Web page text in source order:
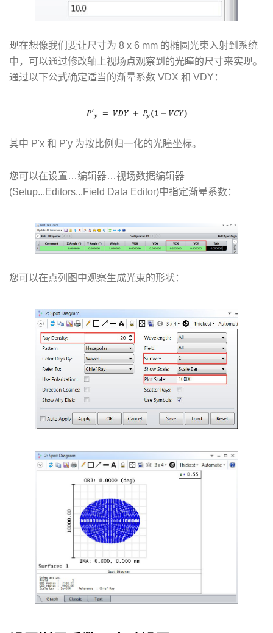
现在想像我们要让尺寸为 8 x 6 mm 的椭圆光束入射到系统
中，可以通过修改轴上视场点观察到的光瞳的尺寸来实现。
通过以下公式确定适当的渐晕系数 VDX 和 VDY：
其中 P'x 和 P'y 为按比例归一化的光瞳坐标。
您可以在设置…编辑器…视场数据编辑器
(Setup...Editors...Field Data Editor)中指定渐晕系数：
您可以在点列图中观察生成光束的形状：